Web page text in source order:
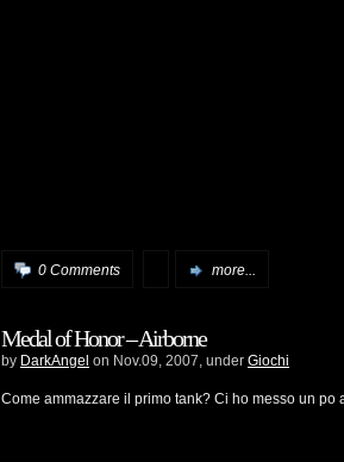
0 Comments more...
Medal of Honor – Airborne
by DarkAngel on Nov.09, 2007, under Giochi
Come ammazzare il primo tank? Ci ho messo un